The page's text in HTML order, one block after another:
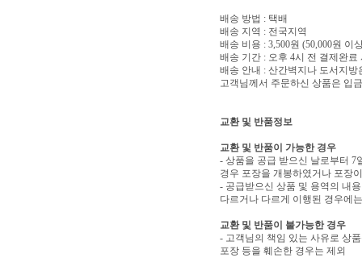
배송 방법 : 택배
배송 지역 : 전국지역
배송 비용 : 3,500원 (50,000원 이
배송 기간 : 오후 4시 전 결제완료
배송 안내 : 산간벽지나 도서지
고객님께서 주문하신 상품은 입
교환 및 반품정보
교환 및 반품이 가능한 경우
- 상품을 공급 받으신 날로부터 7
경우 포장을 개봉하였거나 포장
- 공급받으신 상품 및 용역의 내
다르거나 다르게 이행된 경우에
교환 및 반품이 불가능한 경우
- 고객님의 책임 있는 사유로 상
포장 등을 훼손한 경우는 제외